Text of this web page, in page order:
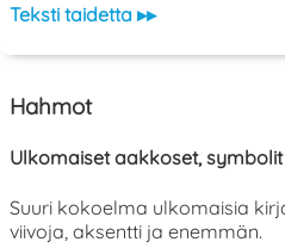
Teksti taidetta ▸▸
Hahmot
Ulkomaiset aakkoset, symbolit
Suuri kokoelma ulkomaisia
viivoja, aksentti ja enemmän.